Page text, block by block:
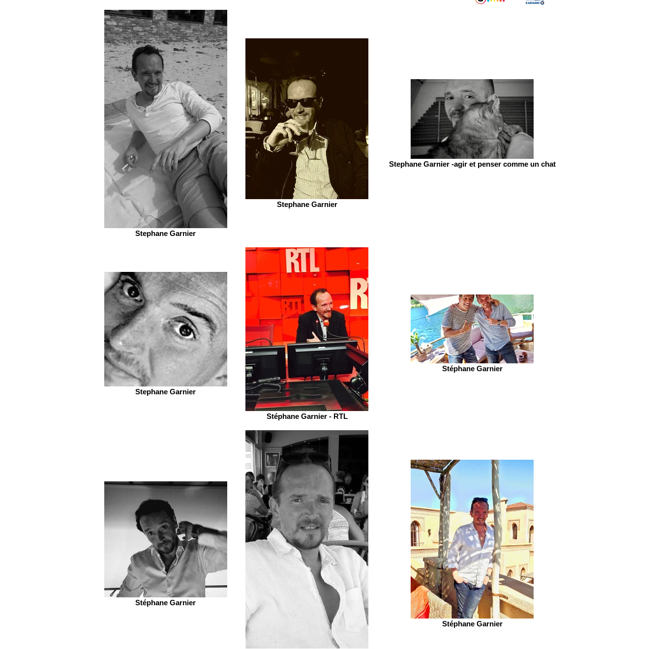
Stephane Garnier
Stephane Garnier
Stephane Garnier -agir et penser comme un chat
Stephane Garnier
Stéphane Garnier - RTL
Stéphane Garnier
Stéphane Garnier
Stéphane Garnier